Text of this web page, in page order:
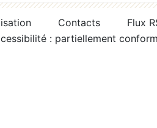
Contacts
Flux
: partiellement